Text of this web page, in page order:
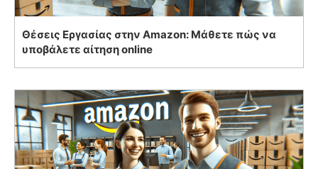
Θέσεις Εργασίας στην Amazon: Μάθετε πώς να
υποβάλετε αίτηση online